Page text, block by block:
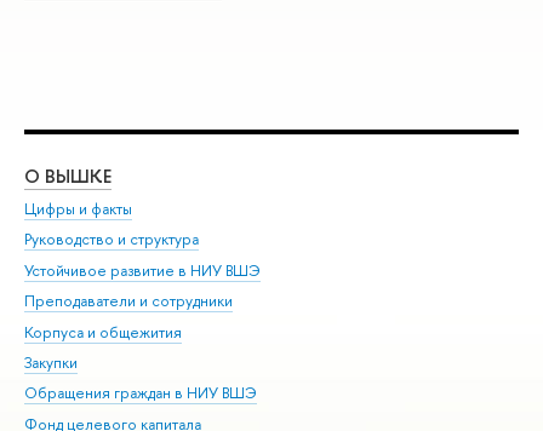
О ВЫШКЕ
Цифры и факты
Руководство и структура
Устойчивое развитие в НИУ ВШЭ
Преподаватели и сотрудники
Корпуса и общежития
Закупки
Обращения граждан в НИУ ВШЭ
Фонд целевого капитала